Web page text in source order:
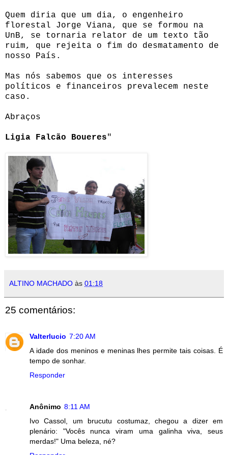
Quem diria que um dia, o engenheiro
florestal Jorge Viana, que se formou na
UnB, se tornaria relator de um texto tão
ruim, que rejeita o fim do desmatamento de
nosso País.
Mas nós sabemos que os interesses
políticos e financeiros prevalecem neste
caso.
Abraços
Ligia Falcão Boueres"
ALTINO MACHADO às 01:18
25 comentários:
Valterlucio 7:20 AM
A idade dos meninos e meninas lhes permite tais coisas. É
tempo de sonhar.
Responder
Anônimo 8:11 AM
Ivo Cassol, um brucutu costumaz, chegou a dizer em
plenário: "Vocês nunca viram uma galinha viva, seus
merdas!" Uma beleza, né?